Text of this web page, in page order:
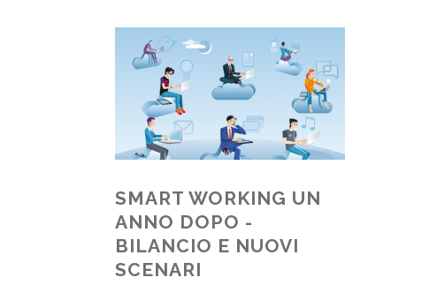
SMART WORKING UN
ANNO DOPO -
BILANCIO E NUOVI
SCENARI